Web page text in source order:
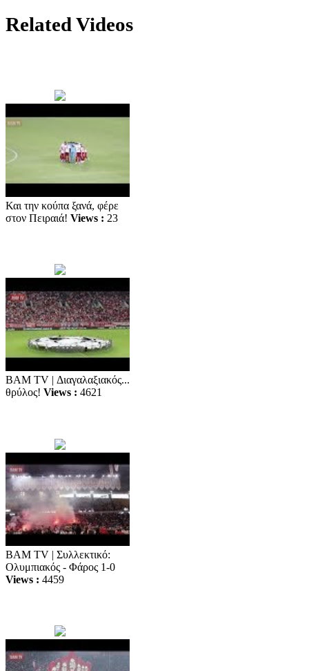
Related Videos
Και την κούπα ξανά, φέρε
στον Πειραιά! Views : 23
BAM TV | Διαγαλαξιακός...
θρύλος! Views : 4621
BAM TV | Συλλεκτικό:
Ολυμπιακός - Φάρος 1-0
Views : 4459